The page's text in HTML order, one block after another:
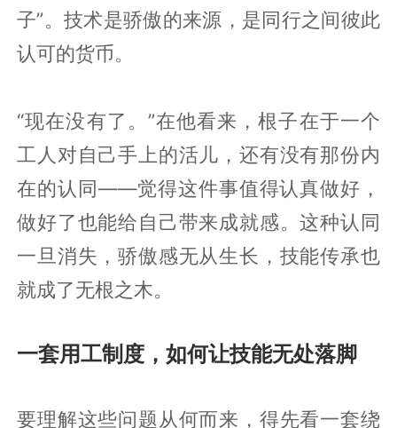
子”。技术是骄傲的来源，是同行之间彼此
认可的货币。
“现在没有了。”在他看来，根子在于一个
工人对自己手上的活儿，还有没有那份内
在的认同——觉得这件事值得认真做好，
做好了也能给自己带来成就感。这种认同
一旦消失，骄傲感无从生长，技能传承也
就成了无根之木。
一套用工制度，如何让技能无处落脚
要理解这些问题从何而来，得先看一套绕